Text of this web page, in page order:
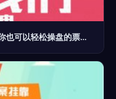
九州大地的爆米花为何如此美味？你也可以轻松操盘的票务代理服务